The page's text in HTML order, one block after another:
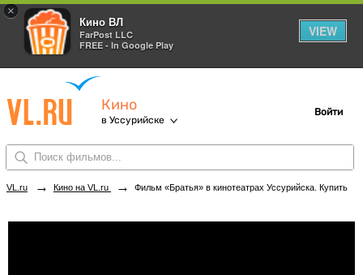
×
Кино ВЛ
FarPost LLC
FREE - In Google Play
VIEW
Кино
в Уссурийске
Войти
VL.ru → Кино на VL.ru → Фильм «Братья» в кинотеатрах Уссурийска. Купить билеты!